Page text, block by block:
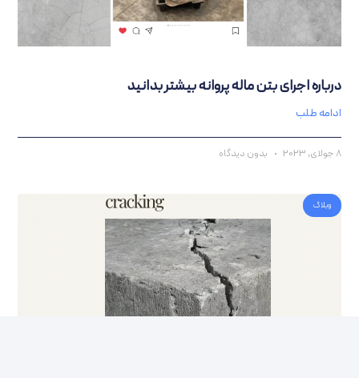
اجرای بتن ماله پروانه بیشتر بدانید
طلب
بدون دیدگاه
وبلاگ